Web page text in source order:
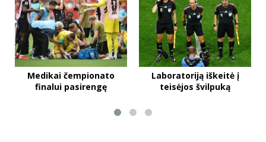
Medikai čempionato
finalui pasirengę
Laboratoriją iškeitė į
teisėjos švilpuką